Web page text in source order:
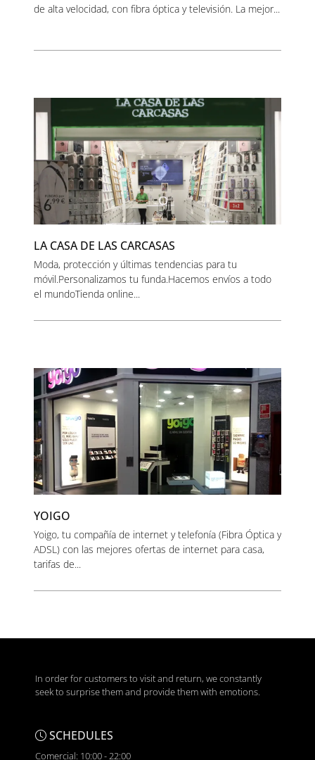
de alta velocidad, con fibra óptica y televisión. La mejor...
LA CASA DE LAS CARCASAS
Moda, protección y últimas tendencias para tu
móvil.Personalizamos tu funda.Hacemos envíos a todo
el mundoTienda online...
YOIGO
Yoigo, tu compañía de internet y telefonía (Fibra Óptica y
ADSL) con las mejores ofertas de internet para casa,
tarifas de...
In order for customers to visit and return, we constantly
seek to surprise them and provide them with emotions.
SCHEDULES
Comercial: 10:00 - 22:00